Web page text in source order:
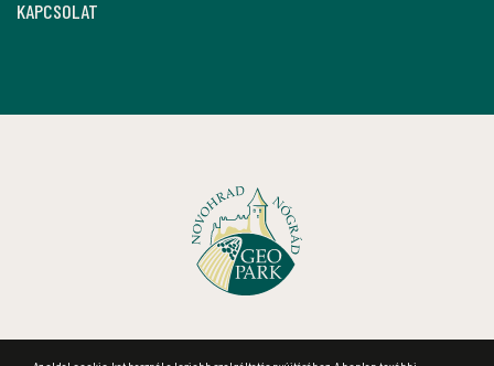
ADATVÉDELEM